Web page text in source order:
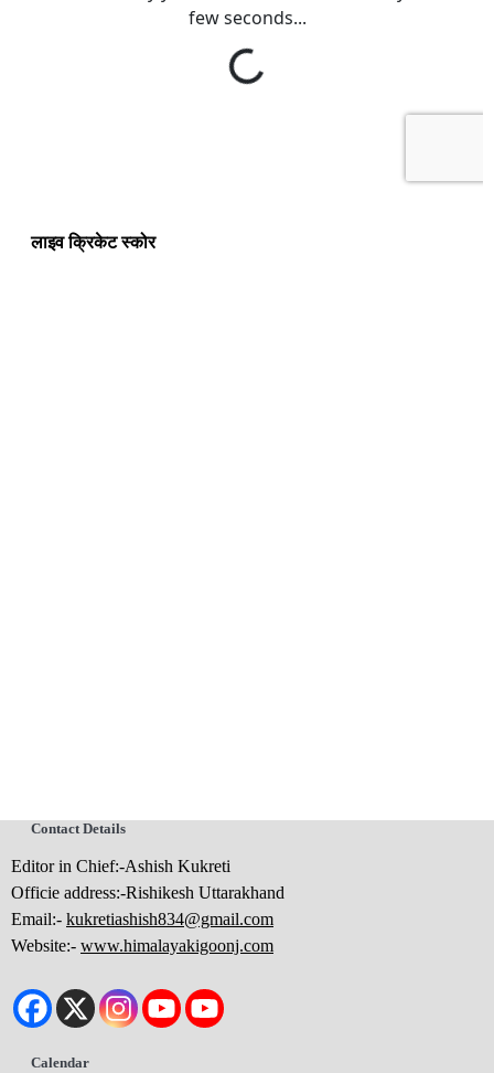
लाइव क्रिकेट स्कोर
Contact Details
Editor in Chief:-Ashish Kukreti
Officie address:-Rishikesh Uttarakhand
Email:- kukretiashish834@gmail.com
Website:- www.himalayakigoonj.com
Calendar